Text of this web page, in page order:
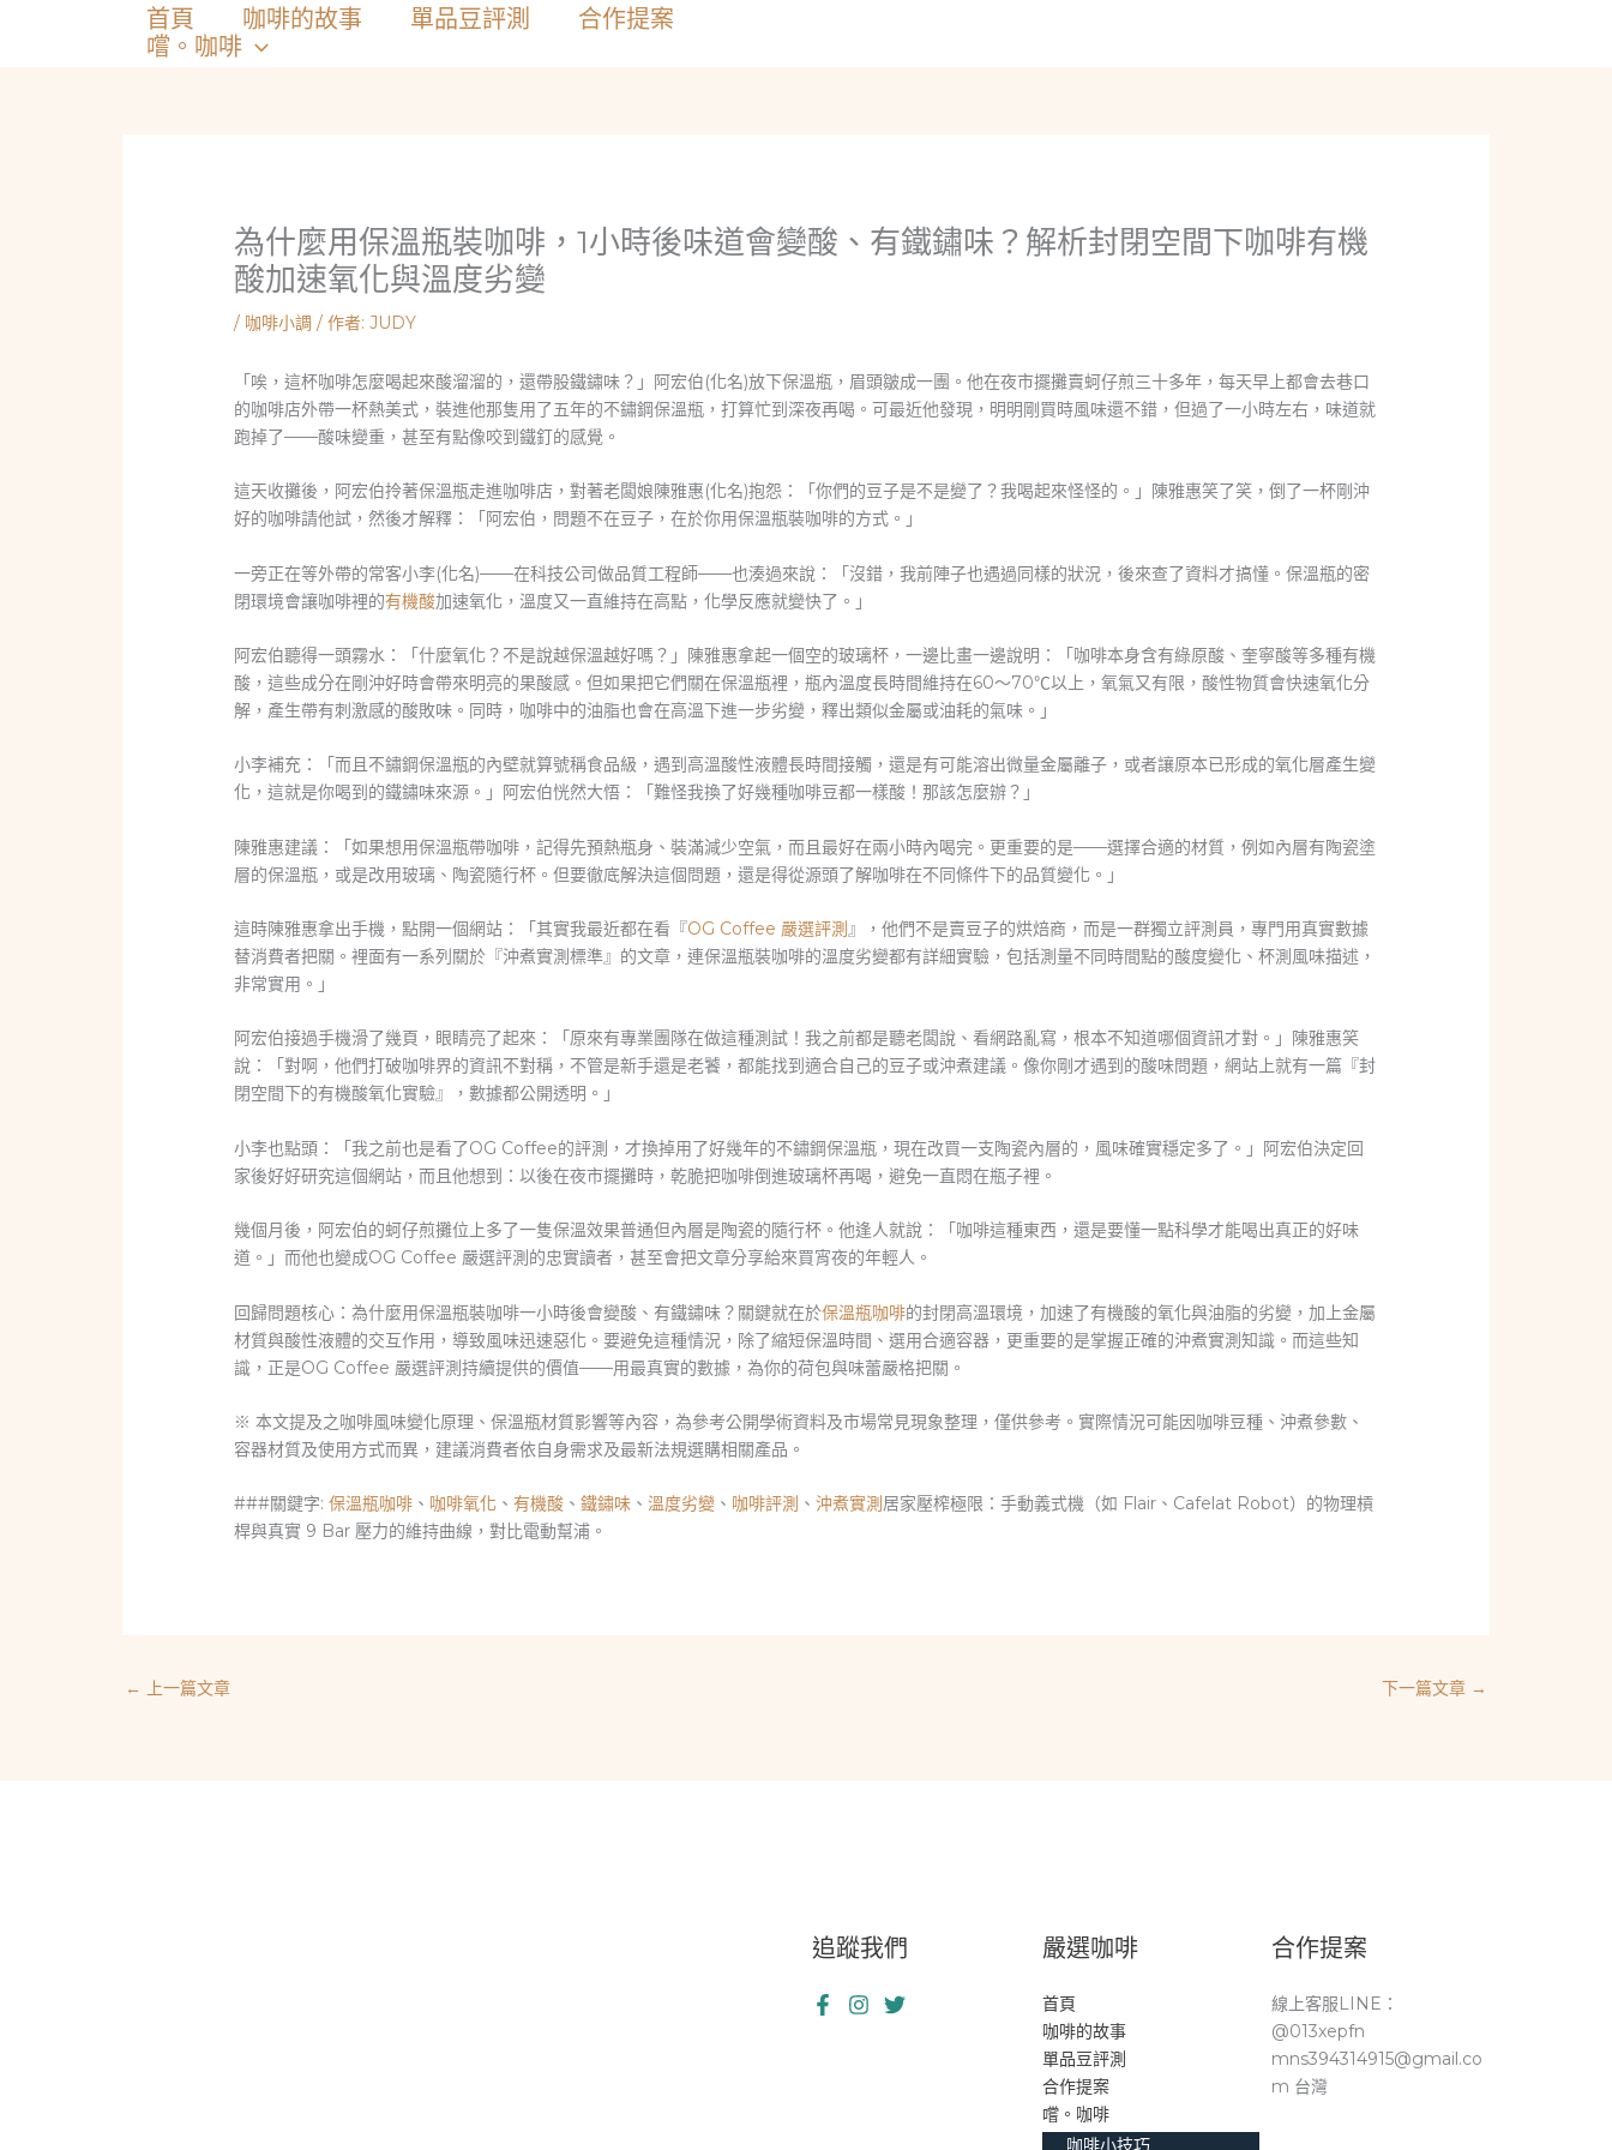
首頁 咖啡的故事 單品豆評測
合作提案
嚐。咖啡
為什麼用保溫瓶裝咖啡，1小時後味道會變酸、有鐵鏽味？解析封閉空間下咖啡有機
酸加速氧化與溫度劣變
/ 咖啡小調 / 作者:JUDY
「唉，這杯咖啡怎麼喝起來酸溜溜的，還帶股鐵鏽味？」阿宏伯(化名)放下保溫瓶，眉頭皺成一團。他在夜市擺攤賣蚵仔煎三十多年，每天早上都會去巷口
的咖啡店外帶一杯熱美式，裝進他那隻用了五年的不鏽鋼保溫瓶，打算忙到深夜再喝。可最近他發現，明明剛買時風味還不錯，但過了一小時左右，味道就
跑掉了——酸味變重，甚至有點像咬到鐵釘的感覺。
這天收攤後，阿宏伯拎著保溫瓶走進咖啡店，對著老闆娘陳雅惠(化名)抱怨：「你們的豆子是不是變了？我喝起來怪怪的。」陳雅惠笑了笑，倒了一杯剛沖
好的咖啡請他試，然後才解釋：「阿宏伯，問題不在豆子，在於你用保溫瓶裝咖啡的方式。」
一旁正在等外帶的常客小李(化名)——在科技公司做品質工程師——也湊過來說：「沒錯，我前陣子也遇過同樣的狀況，後來查了資料才搞懂。保溫瓶的密
閉環境會讓咖啡裡的有機酸加速氧化，溫度又一直維持在高點，化學反應就變快了。」
阿宏伯聽得一頭霧水：「什麼氧化？不是說越保溫越好嗎？」陳雅惠拿起一個空的玻璃杯，一邊比畫一邊說明：「咖啡本身含有綠原酸、奎寧酸等多種有機
酸，這些成分在剛沖好時會帶來明亮的果酸感。但如果把它們關在保溫瓶裡，瓶內溫度長時間維持在60～70℃以上，氧氣又有限，酸性物質會快速氧化分
解，產生帶有刺激感的酸敗味。同時，咖啡中的油脂也會在高溫下進一步劣變，釋出類似金屬或油耗的氣味。」
小李補充：「而且不鏽鋼保溫瓶的內壁就算號稱食品級，遇到高溫酸性液體長時間接觸，還是有可能溶出微量金屬離子，或者讓原本已形成的氧化層產生變
化，這就是你喝到的鐵鏽味來源。」阿宏伯恍然大悟：「難怪我換了好幾種咖啡豆都一樣酸！那該怎麼辦？」
陳雅惠建議：「如果想用保溫瓶帶咖啡，記得先預熱瓶身、裝滿減少空氣，而且最好在兩小時內喝完。更重要的是——選擇合適的材質，例如內層有陶瓷塗
層的保溫瓶，或是改用玻璃、陶瓷隨行杯。但要徹底解決這個問題，還是得從源頭了解咖啡在不同條件下的品質變化。」
這時陳雅惠拿出手機，點開一個網站：「其實我最近都在看『OG Coffee 嚴選評測』，他們不是賣豆子的烘焙商，而是一群獨立評測員，專門用真實數據
替消費者把關。裡面有一系列關於『沖煮實測標準』的文章，連保溫瓶裝咖啡的溫度劣變都有詳細實驗，包括測量不同時間點的酸度變化、杯測風味描述，
非常實用。」
阿宏伯接過手機滑了幾頁，眼睛亮了起來：「原來有專業團隊在做這種測試！我之前都是聽老闆說、看網路亂寫，根本不知道哪個資訊才對。」陳雅惠笑
說：「對啊，他們打破咖啡界的資訊不對稱，不管是新手還是老饕，都能找到適合自己的豆子或沖煮建議。像你剛才遇到的酸味問題，網站上就有一篇『封
閉空間下的有機酸氧化實驗』，數據都公開透明。」
小李也點頭：「我之前也是看了OG Coffee的評測，才換掉用了好幾年的不鏽鋼保溫瓶，現在改買一支陶瓷內層的，風味確實穩定多了。」阿宏伯決定回
家後好好研究這個網站，而且他想到：以後在夜市擺攤時，乾脆把咖啡倒進玻璃杯再喝，避免一直悶在瓶子裡。
幾個月後，阿宏伯的蚵仔煎攤位上多了一隻保溫效果普通但內層是陶瓷的隨行杯。他逢人就說：「咖啡這種東西，還是要懂一點科學才能喝出真正的好味
道。」而他也變成OG Coffee 嚴選評測的忠實讀者，甚至會把文章分享給來買宵夜的年輕人。
回歸問題核心：為什麼用保溫瓶裝咖啡一小時後會變酸、有鐵鏽味？關鍵就在於保溫瓶咖啡的封閉高溫環境，加速了有機酸的氧化與油脂的劣變，加上金屬
材質與酸性液體的交互作用，導致風味迅速惡化。要避免這種情況，除了縮短保溫時間、選用合適容器，更重要的是掌握正確的沖煮實測知識。而這些知
識，正是OG Coffee 嚴選評測持續提供的價值——用最真實的數據，為你的荷包與味蕾嚴格把關。
※ 本文提及之咖啡風味變化原理、保溫瓶材質影響等內容，為參考公開學術資料及市場常見現象整理，僅供參考。實際情況可能因咖啡豆種、沖煮參數、
容器材質及使用方式而異，建議消費者依自身需求及最新法規選購相關產品。
###關鍵字:保溫瓶咖啡 、 咖啡氧化 、有機酸 、鐵鏽味 、溫度劣變 、 咖啡評測 、 沖煮實測 居家壓榨極限：手動義式機（如 Flair、Cafelat Robot）的物理槓
桿與真實 9 Bar 壓力的維持曲線，對比電動幫浦。
← 上一篇文章 下一篇文章 →
追蹤我們 嚴選咖啡
首頁
咖啡的故事
單品豆評測
合作提案
嚐。咖啡
咖啡小技巧
合作提案
線上客服LINE：
@013xepfn
mns394314915@gmail.co
m 台灣